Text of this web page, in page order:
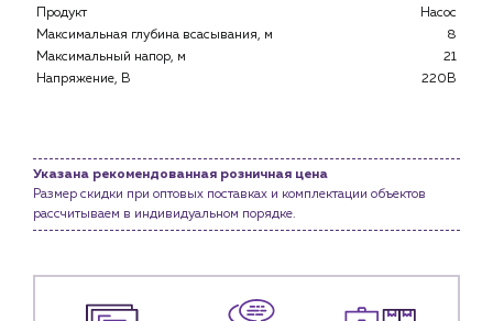
Предприятиям и юр.лицам
О компании
Водоснабжение и теплоснабжение
Сервис и обслуживание инженерных систем
Доставка
Новости
Продукт
Насос
Максимальная глубина всасывания, м
8
Максимальный напор, м
21
Напряжение, В
220В
Указана рекомендованная розничная цена
Размер скидки при оптовых поставках и комплектации объектов
рассчитываем в индивидуальном порядке.